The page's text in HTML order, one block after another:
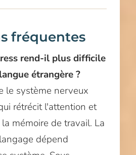
fréquentes
rend-il plus difficile
étrangère ?
le système nerveux
rétrécit l'attention et
mémoire de travail. La
dépend